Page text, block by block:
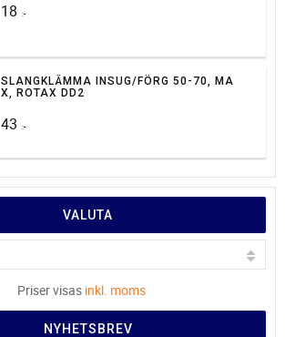
18 :-
SLANGKLÄMMA INSUG/FÖRG 50-70, MA
X, ROTAX DD2
43 :-
VALUTA
Priser visas inkl. moms
NYHETSBREV